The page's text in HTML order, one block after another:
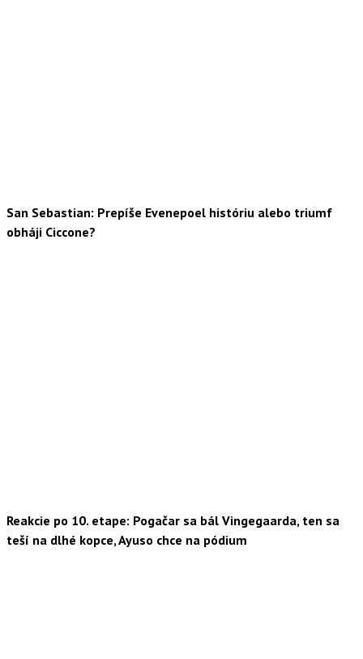
San Sebastian: Prepíše Evenepoel históriu alebo triumf
obháji Ciccone?
Reakcie po 10. etape: Pogačar sa bál Vingegaarda, ten sa
teší na dlhé kopce, Ayuso chce na pódium